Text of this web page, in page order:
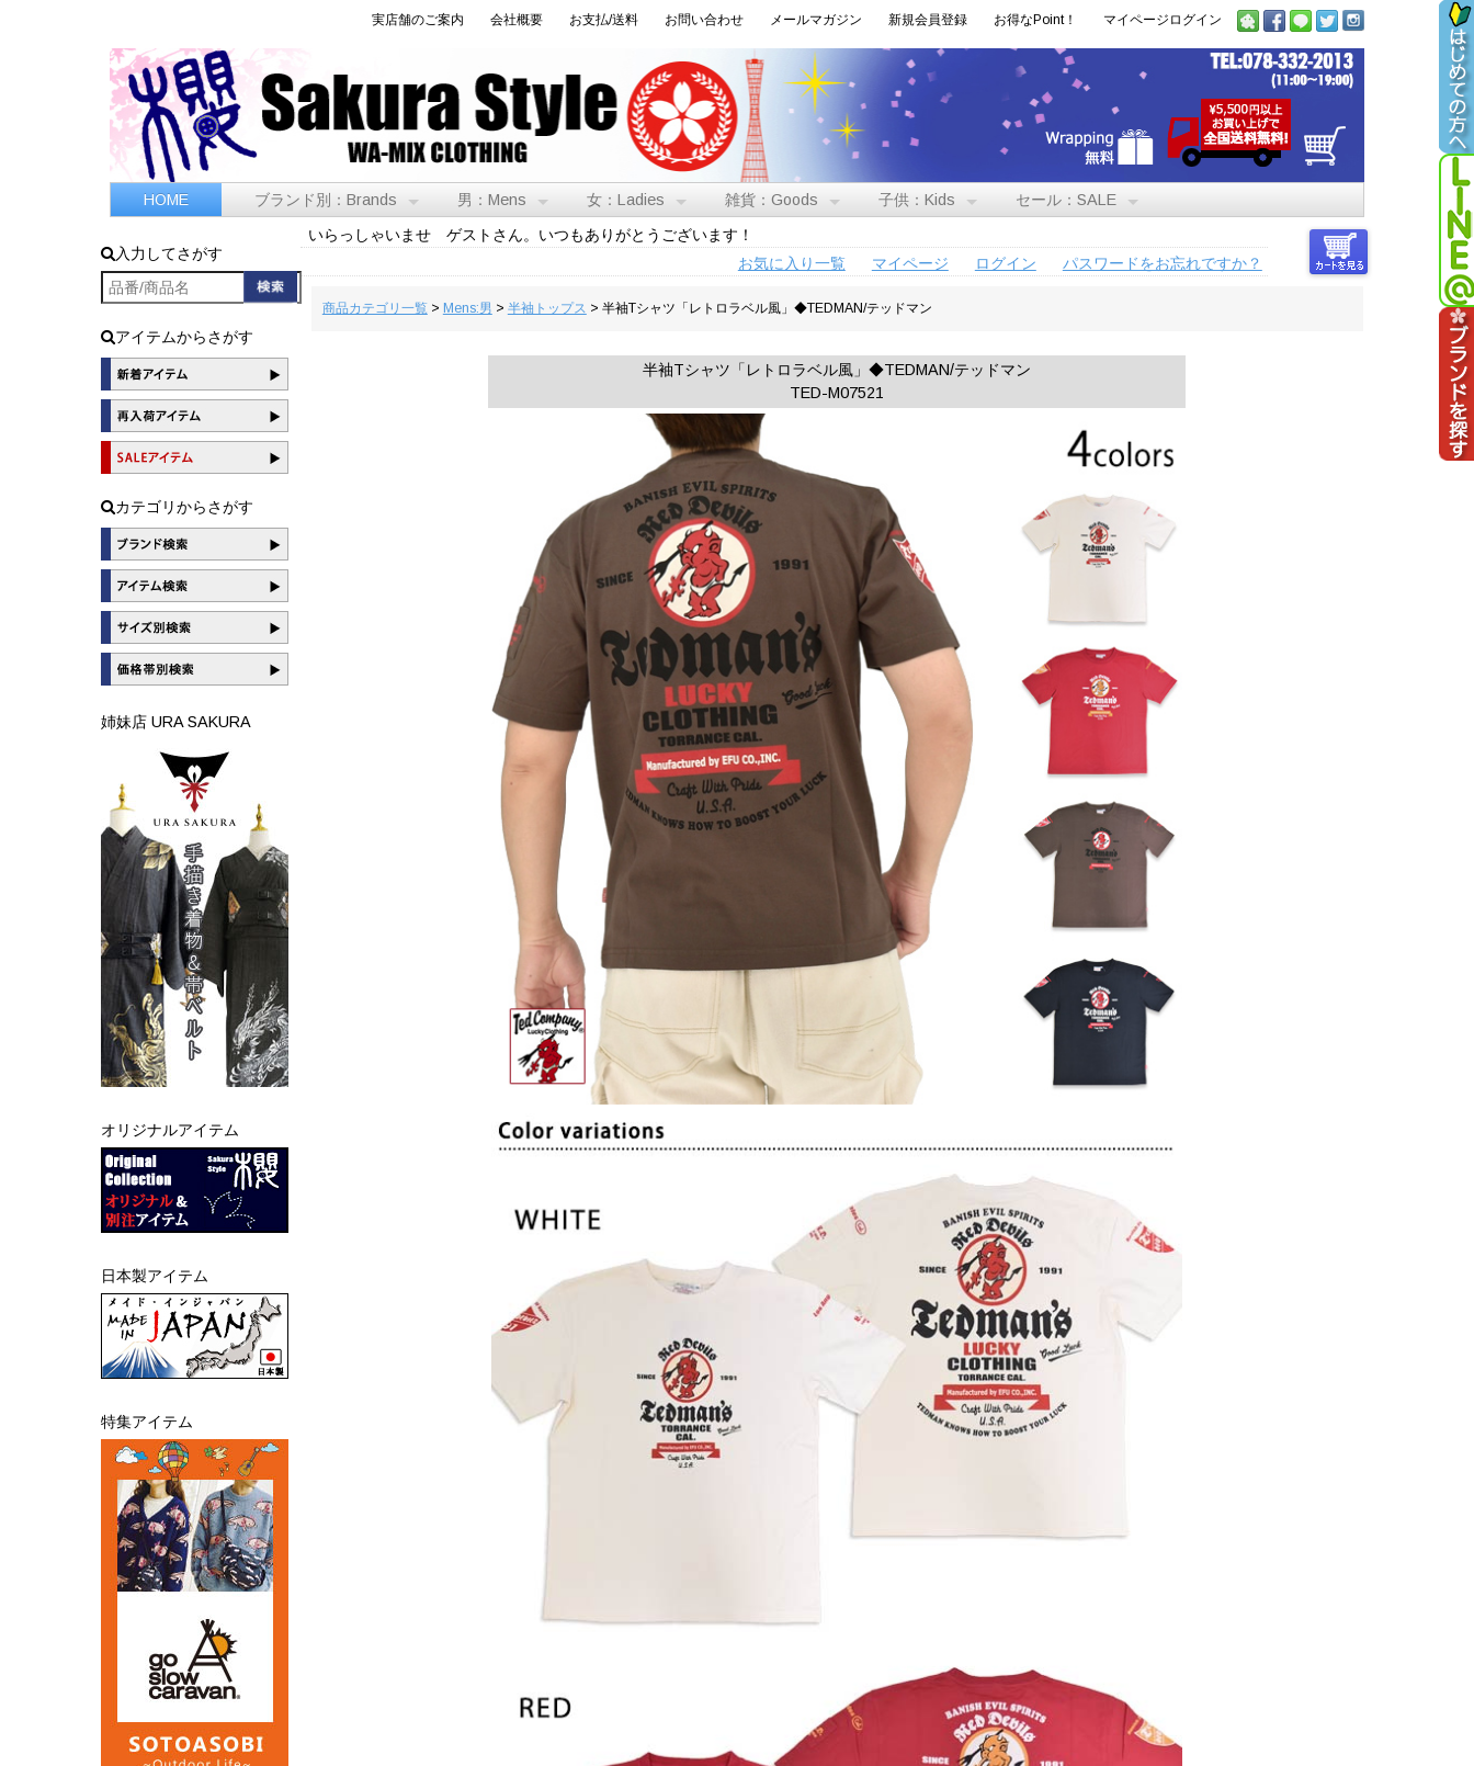
実店舗のご案内 会社概要 お支払/送料 お問い合わせ メールマガジン 新規会員登録 お得なPoint！ マイページログイン
HOME ブランド別：Brands 男：Mens 女：Ladies 雑貨：Goods 子供：Kids セール：SALE
入力してさがす
アイテムからさがす
カテゴリからさがす
姉妹店 URA SAKURA
オリジナルアイテム
日本製アイテム
特集アイテム
いらっしゃいませ ゲストさん。いつもありがとうございます！
お気に入り一覧
マイページ ログイン パスワードをお忘れですか？
商品カテゴリ一覧> Mens:男 > 半袖トップス > 半袖Tシャツ「レトロラベル風」◆TEDMAN/テッドマン
半袖Tシャツ「レトロラベル風」◆TEDMAN/テッドマン
TED-M07521